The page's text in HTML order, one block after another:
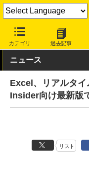
カテゴリ 過去記事
INTERNET Watch サービ
ニュース
Excel、リアルタ
Insider向け最新版
リスト